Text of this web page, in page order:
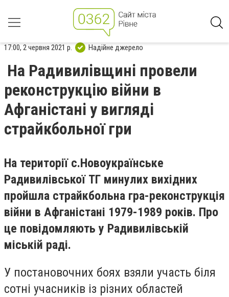
17:00, 2 червня 2021 р. Надійне джерело
На Радивилівщині провели
реконструкцію війни в
Афганістані у вигляді
страйкбольної гри
На території с.Новоукраїнське
Радивилівської ТГ минулих вихідних
пройшла страйкбольна гра-реконструкція
війни в Афганістані 1979-1989 років. Про
це повідомляють у Радивилівській
міській раді.
У постановочних боях взяли участь біля
сотні учасників із різних областей